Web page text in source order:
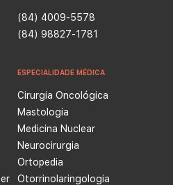
(84) 4009-5578
(84) 98827-1781
ESPECIALIDADE MÉDICA
Cirurgia Oncológica
Mastologia
Medicina Nuclear
Neurocirurgia
Ortopedia
Otorrinolaringologia